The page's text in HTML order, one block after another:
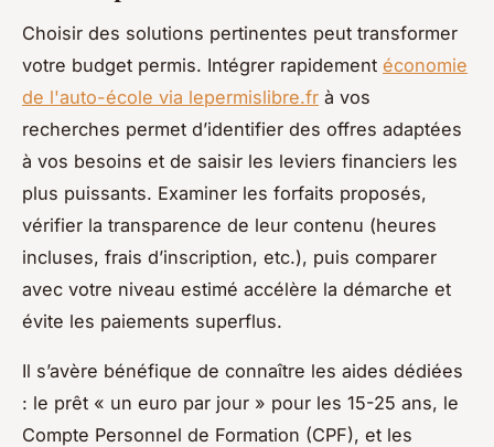
Choisir des solutions pertinentes peut transformer
votre budget permis. Intégrer rapidement économie
de l'auto-école via lepermislibre.fr à vos
recherches permet d’identifier des offres adaptées
à vos besoins et de saisir les leviers financiers les
plus puissants. Examiner les forfaits proposés,
vérifier la transparence de leur contenu (heures
incluses, frais d’inscription, etc.), puis comparer
avec votre niveau estimé accélère la démarche et
évite les paiements superflus.
Il s’avère bénéfique de connaître les aides dédiées
: le prêt « un euro par jour » pour les 15-25 ans, le
Compte Personnel de Formation (CPF), et les